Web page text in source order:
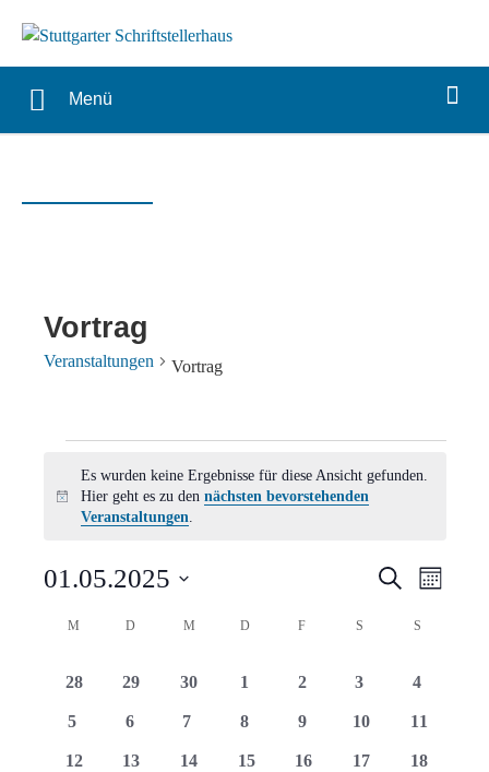
Menü
Vortrag
Veranstaltungen Vortrag
Hinweis
Es wurden keine Ergebnisse für diese Ansicht gefunden.
Hier geht es zu den nächsten bevorstehenden
Veranstaltungen.
Suche
SucheMonat
01.05.2025
Kalender
von
Veranstaltungen
M MONTAG
DDIENSTAG
M MITTWOCH
D DONNERSTAG
F FREITAGS SAMSTAG
S
0
28
0
29
0
30
0
1
0
2
0
3
0
4
0
5
0
6
0
7
0
8
0
9
0
10
0
11
0
12
0
13
0
14
0
15
0
16
0
17
0
18